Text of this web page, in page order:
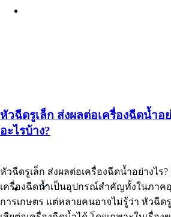
Thai
หัวฉีดรูเล็ก ส่งผลต่อเครื่องฉีดน้ำอย่
อะไรบ้าง?
หัวฉีดรูเล็ก ส่งผลต่อเครื่องฉีดน้ำอย่างไร?
เครื่องฉีดน้ำเป็นอุปกรณ์สำคัญทั้งในภาค
การเกษตร แต่หลายคนอาจไม่รู้ว่า หัวฉีดรู